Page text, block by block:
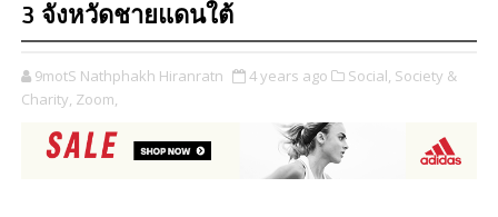
3 จังหวัดชายแดนใต้
9motS Nathphakh Hiranratn 4 years ago Social, Society &
Charity, Zoom,